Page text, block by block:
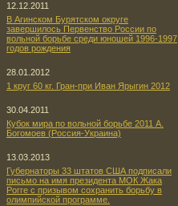
12.12.2011
В Агинском Бурятском округе
завершилось Первенство России по
вольной борьбе среди юношей 1996-1997
годов рождения
28.01.2012
1 круг 60 кг. Гран-при Иван Ярыгин 2012
30.04.2011
Кубок мира по вольной борьбе 2011 А.
Богомоев (Россия-Украина)
13.03.2013
Губернаторы 33 штатов США подписали
письмо на имя президента МОК Жака
Рогге с призывом сохранить борьбу в
олимпийской программе.